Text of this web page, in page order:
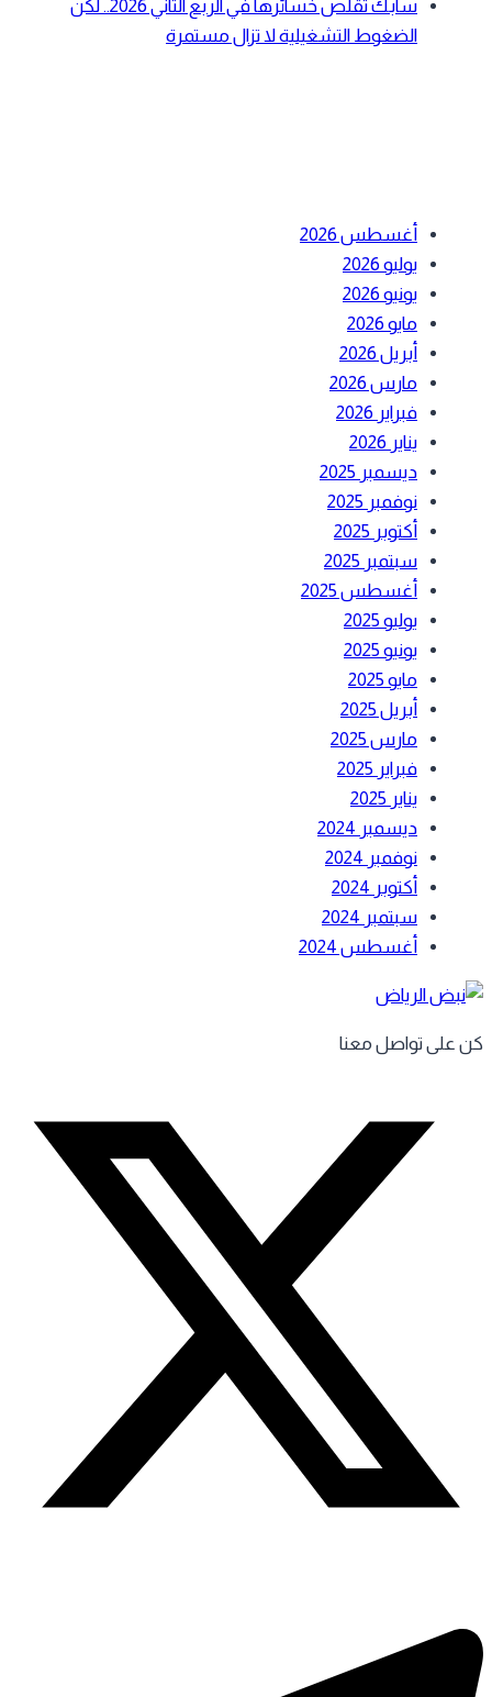
سابك تقلص خسائرها في الربع الثاني 2026.. لكن
الضغوط التشغيلية لا تزال مستمرة
أغسطس 2026
يوليو 2026
يونيو 2026
مايو 2026
أبريل 2026
مارس 2026
فبراير 2026
يناير 2026
ديسمبر 2025
نوفمبر 2025
أكتوبر 2025
سبتمبر 2025
أغسطس 2025
يوليو 2025
يونيو 2025
مايو 2025
أبريل 2025
مارس 2025
فبراير 2025
يناير 2025
ديسمبر 2024
نوفمبر 2024
أكتوبر 2024
سبتمبر 2024
أغسطس 2024
على تواصل معنا